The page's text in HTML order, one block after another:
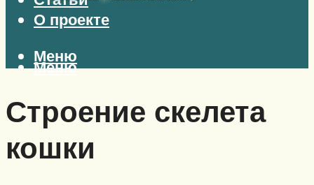
О проекте
Меню
Меню
Строение скелета
кошки